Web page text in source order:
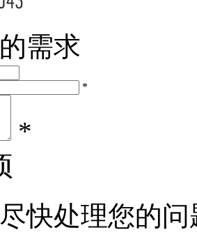
需求
*
*
快处理您的